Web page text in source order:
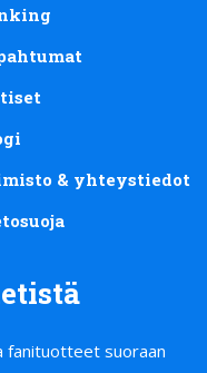
& yhteystiedot
fanituotteet suoraan